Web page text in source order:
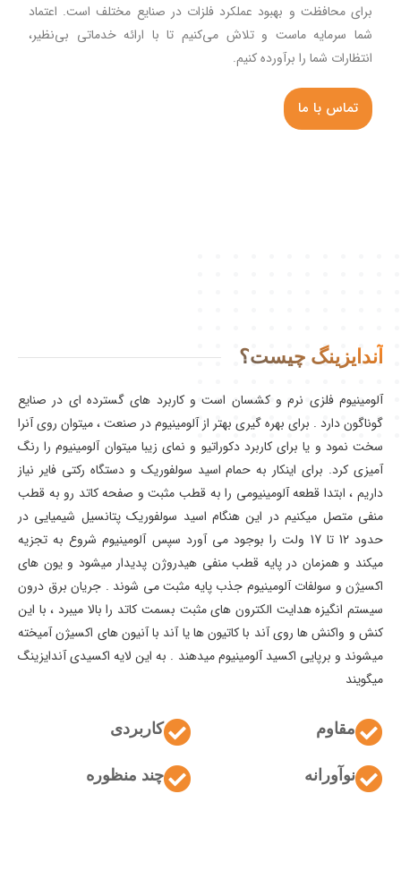
برای محافظت و بهبود عملکرد فلزات در صنایع مختلف است. اعتماد
شما سرمایه ماست و تلاش می‌کنیم تا با ارائه خدماتی بی‌نظیر،
انتظارات شما را برآورده کنیم.
تماس با ما
آندایزینگ چیست؟
آلومینیوم فلزی نرم و کشسان است و کاربرد های گسترده ای در صنایع
گوناگون دارد . برای بهره گیری بهتر از آلومینیوم در صنعت ، میتوان روی آنرا
سخت نمود و یا برای کاربرد دکوراتیو و نمای زیبا میتوان آلومینیوم را رنگ
آمیزی کرد. برای اینکار به حمام اسید سولفوریک و دستگاه رکتی فایر نیاز
داریم ، ابتدا قطعه آلومینیومی را به قطب مثبت و صفحه کاتد رو به قطب
منفی متصل میکنیم در این هنگام اسید سولفوریک پتانسیل شیمیایی در
حدود 12 تا 17 ولت را بوجود می آورد سپس آلومینیوم شروع به تجزیه
میکند و همزمان در پایه قطب منفی هیدروژن پدیدار میشود و یون های
اکسیژن و سولفات آلومینیوم جذب پایه مثبت می شوند . جریان برق درون
سیستم انگیزه هدایت الکترون های مثبت بسمت کاتد را بالا میبرد ، با این
کنش و واکنش ها روی آند با کاتیون ها یا آند با آنیون های اکسیژن آمیخته
میشوند و برپایی اکسید آلومینیوم میدهند . به این لایه اکسیدی آندایزینگ
میگویند
مقاوم کاربردی
نوآورانه چند منظوره